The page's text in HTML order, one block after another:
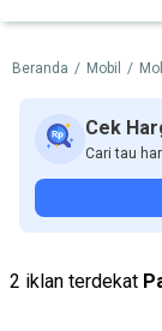
Hatchback
Double Cabin
Suzuki Carry
Tipe Bodi
Beranda / Mobil /
Cek
Cari tau
2 iklan terdekat